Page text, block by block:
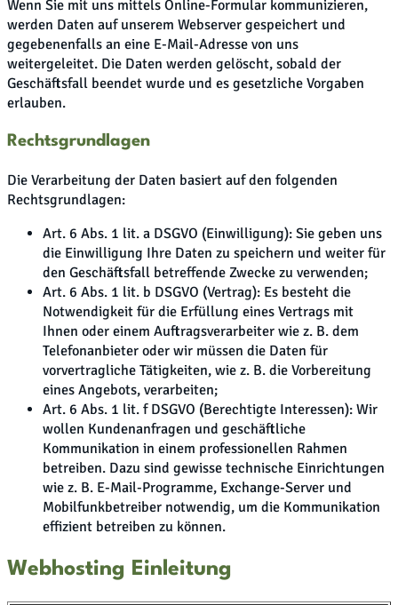
Wenn Sie mit uns mittels Online-Formular kommunizieren,
werden Daten auf unserem Webserver gespeichert und
gegebenenfalls an eine E-Mail-Adresse von uns
weitergeleitet. Die Daten werden gelöscht, sobald der
Geschäftsfall beendet wurde und es gesetzliche Vorgaben
erlauben.
Rechtsgrundlagen
Die Verarbeitung der Daten basiert auf den folgenden
Rechtsgrundlagen:
Art. 6 Abs. 1 lit. a DSGVO (Einwilligung): Sie geben uns
die Einwilligung Ihre Daten zu speichern und weiter für
den Geschäftsfall betreffende Zwecke zu verwenden;
Art. 6 Abs. 1 lit. b DSGVO (Vertrag): Es besteht die
Notwendigkeit für die Erfüllung eines Vertrags mit
Ihnen oder einem Auftragsverarbeiter wie z. B. dem
Telefonanbieter oder wir müssen die Daten für
vorvertragliche Tätigkeiten, wie z. B. die Vorbereitung
eines Angebots, verarbeiten;
Art. 6 Abs. 1 lit. f DSGVO (Berechtigte Interessen): Wir
wollen Kundenanfragen und geschäftliche
Kommunikation in einem professionellen Rahmen
betreiben. Dazu sind gewisse technische Einrichtungen
wie z. B. E-Mail-Programme, Exchange-Server und
Mobilfunkbetreiber notwendig, um die Kommunikation
effizient betreiben zu können.
Webhosting Einleitung